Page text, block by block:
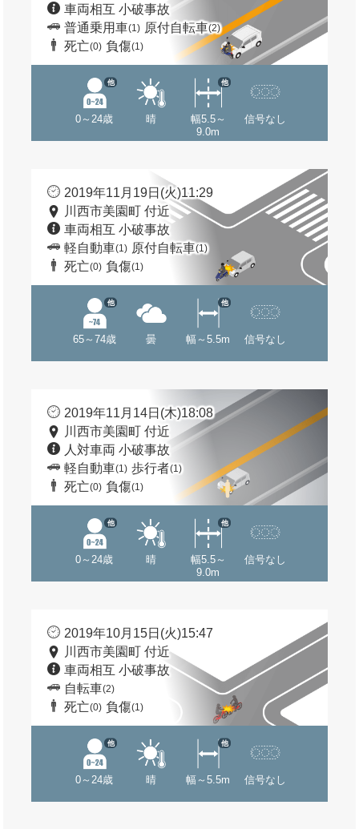
車両相互 小破事故
普通乗用車(1) 原付自転車(2)
死亡(0) 負傷(1)
0～24歳
他
晴
幅5.5～
9.0m
他
信号なし
2019年11月19日(火)11:29
川西市美園町 付近
車両相互 小破事故
軽自動車(1) 原付自転車(1)
死亡(0) 負傷(1)
65～74歳
他
曇 幅～5.5m
他
信号なし
2019年11月14日(木)18:08
川西市美園町 付近
人対車両 小破事故
軽自動車(1) 歩行者(1)
死亡(0) 負傷(1)
0～24歳
他
晴
幅5.5～
9.0m
他
信号なし
2019年10月15日(火)15:47
川西市美園町 付近
車両相互 小破事故
自転車(2)
死亡(0) 負傷(1)
0～24歳
他
晴 幅～5.5m
他
信号なし